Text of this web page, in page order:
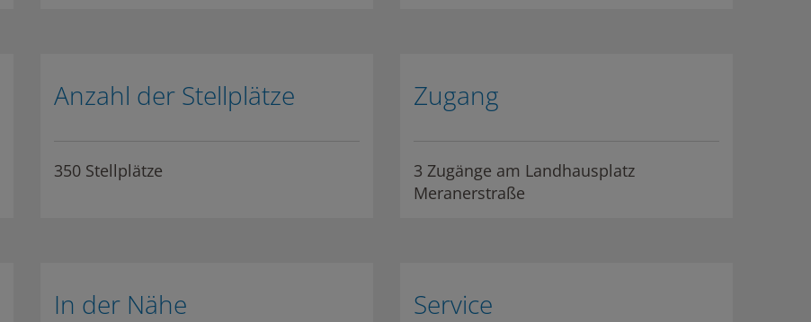
Anzahl der Stellplätze
350 Stellplätze
Zugang
3 Zugänge am Landhausplatz
Meranerstraße
In der Nähe Service